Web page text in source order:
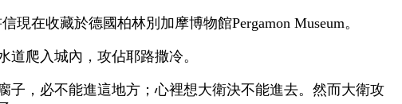
現在收藏於德國柏林別加摩博物館Pergamon Museum。
爬入城內，攻佔耶路撒冷。
子，必不能進這地方；心裡想大衛決不能進去。然而大衛攻